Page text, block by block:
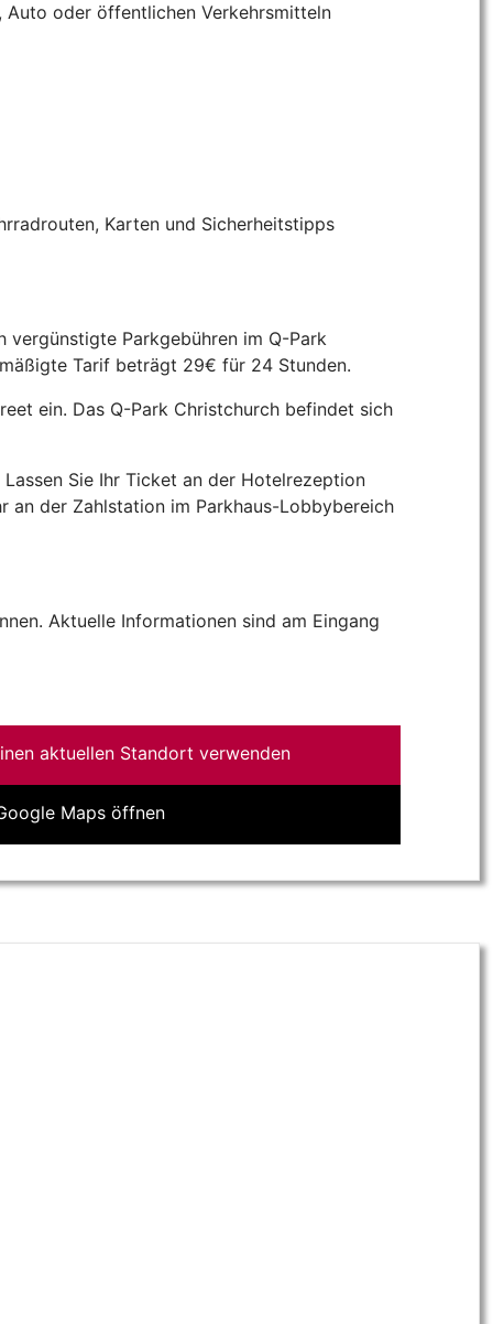
Auto oder öffentlichen Verkehrsmitteln
Karten und Sicherheitstipps
Parkgebühren im Q-Park
Tarif beträgt 29€ für 24 Stunden.
ein. Das Q-Park Christchurch befindet sich
Sie Ihr Ticket an der Hotelrezeption
an der Zahlstation im Parkhaus-Lobbybereich
Aktuelle Informationen sind am Eingang
aktuellen Standort verwenden
Maps öffnen